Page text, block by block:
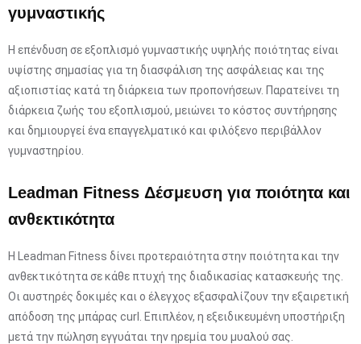
γυμναστικής
Η επένδυση σε εξοπλισμό γυμναστικής υψηλής ποιότητας είναι
υψίστης σημασίας για τη διασφάλιση της ασφάλειας και της
αξιοπιστίας κατά τη διάρκεια των προπονήσεων. Παρατείνει τη
διάρκεια ζωής του εξοπλισμού, μειώνει το κόστος συντήρησης
και δημιουργεί ένα επαγγελματικό και φιλόξενο περιβάλλον
γυμναστηρίου.
Leadman Fitness Δέσμευση για ποιότητα και
ανθεκτικότητα
Η Leadman Fitness δίνει προτεραιότητα στην ποιότητα και την
ανθεκτικότητα σε κάθε πτυχή της διαδικασίας κατασκευής της.
Οι αυστηρές δοκιμές και ο έλεγχος εξασφαλίζουν την εξαιρετική
απόδοση της μπάρας curl. Επιπλέον, η εξειδικευμένη υποστήριξη
μετά την πώληση εγγυάται την ηρεμία του μυαλού σας.